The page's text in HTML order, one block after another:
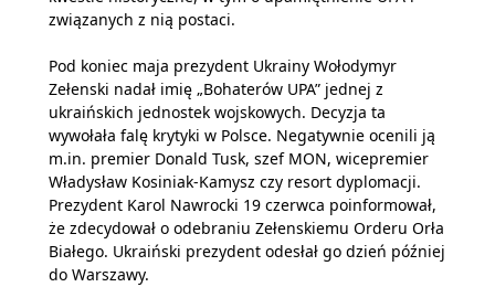
związanych z nią postaci.
Pod koniec maja prezydent Ukrainy Wołodymyr
Zełenski nadał imię „Bohaterów UPA” jednej z
ukraińskich jednostek wojskowych. Decyzja ta
wywołała falę krytyki w Polsce. Negatywnie ocenili ją
m.in. premier Donald Tusk, szef MON, wicepremier
Władysław Kosiniak-Kamysz czy resort dyplomacji.
Prezydent Karol Nawrocki 19 czerwca poinformował,
że zdecydował o odebraniu Zełenskiemu Orderu Orła
Białego. Ukraiński prezydent odesłał go dzień później
do Warszawy.